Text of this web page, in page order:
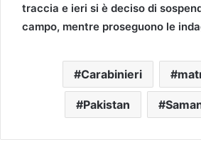
traccia e ieri si è deciso di
campo, mentre proseguono le
Carabinieri
Pakistan